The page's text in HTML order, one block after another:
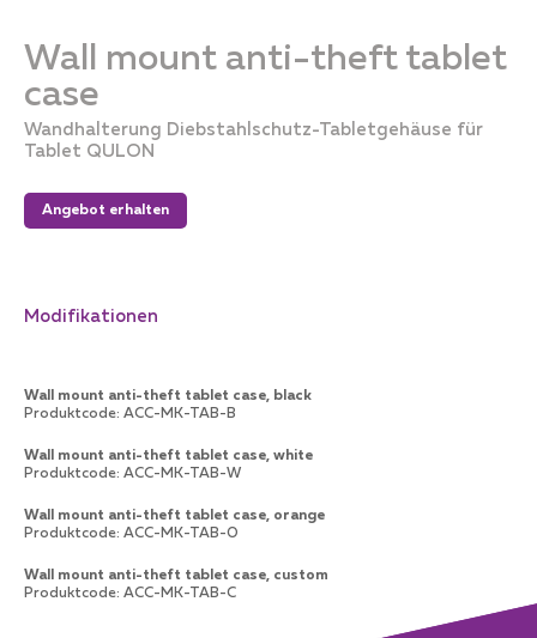
Wall mount anti-theft tablet
case
Wandhalterung Diebstahlschutz-Tabletgehäuse für
Tablet QULON
Angebot erhalten
Modifikationen
Wall mount anti-theft tablet case, black
Produktcode: ACC-MK-TAB-B
Wall mount anti-theft tablet case, white
Produktcode: ACC-MK-TAB-W
Wall mount anti-theft tablet case, orange
Produktcode: ACC-MK-TAB-O
Wall mount anti-theft tablet case, custom
Produktcode: ACC-MK-TAB-C